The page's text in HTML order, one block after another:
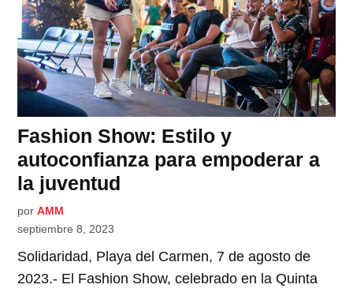
Fashion Show: Estilo y
autoconfianza para empoderar a
la juventud
por AMM
septiembre 8, 2023
Solidaridad, Playa del Carmen, 7 de agosto de
2023.- El Fashion Show, celebrado en la Quinta